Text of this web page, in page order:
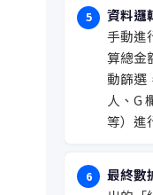
資料邏
手動進
算總金
動篩選
人、G
等）進
最終數